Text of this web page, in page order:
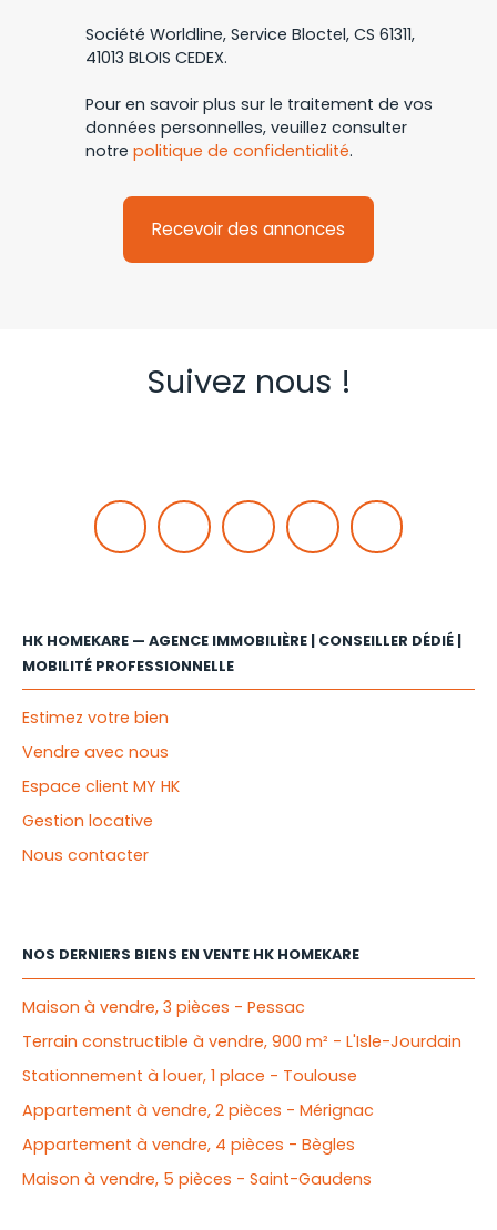
Société Worldline, Service Bloctel, CS 61311,
41013 BLOIS CEDEX.
Pour en savoir plus sur le traitement de vos
données personnelles, veuillez consulter
notre politique de confidentialité.
Recevoir des annonces
Suivez nous !
HK HOMEKARE — AGENCE IMMOBILIÈRE | CONSEILLER DÉDIÉ |
MOBILITÉ PROFESSIONNELLE
Estimez votre bien
Vendre avec nous
Espace client MY HK
Gestion locative
Nous contacter
NOS DERNIERS BIENS EN VENTE HK HOMEKARE
Maison à vendre, 3 pièces - Pessac
Terrain constructible à vendre, 900 m² - L'Isle-Jourdain
Stationnement à louer, 1 place - Toulouse
Appartement à vendre, 2 pièces - Mérignac
Appartement à vendre, 4 pièces - Bègles
Maison à vendre, 5 pièces - Saint-Gaudens